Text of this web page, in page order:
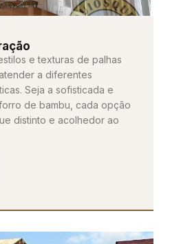
e texturas de palhas
a diferentes
Seja a sofisticada e
de bambu, cada opção
distinto e acolhedor ao